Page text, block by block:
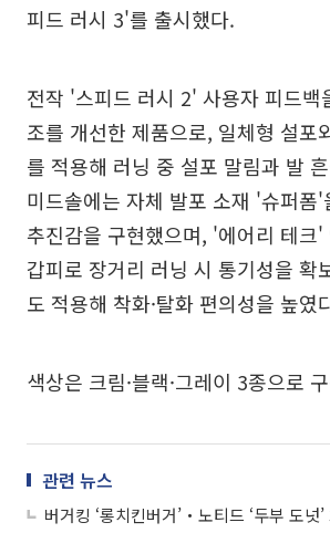
피드 러시 3'를 출시했다.
전작 '스피드 러시 2' 사용자 피드백
조를 개선한 제품으로, 일체형 설포
를 적용해 러닝 중 설포 말림과 발
미드솔에는 자체 발포 소재 '슈퍼폼'
추진감을 구현했으며, '에어리 테크'
갑피로 장거리 러닝 시 통기성을 확
도 적용해 착화·탈화 편의성을 높였
색상은 크림·블랙·그레이 3종으로
관련 뉴스
버거킹 ‘롱치킨버거’‧노티드 ‘두부 도넛’